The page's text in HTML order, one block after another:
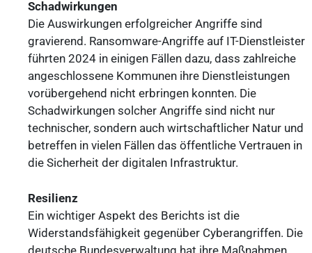
Schadwirkungen
Die Auswirkungen erfolgreicher Angriffe sind
gravierend. Ransomware-Angriffe auf IT-Dienstleister
führten 2024 in einigen Fällen dazu, dass zahlreiche
angeschlossene Kommunen ihre Dienstleistungen
vorübergehend nicht erbringen konnten. Die
Schadwirkungen solcher Angriffe sind nicht nur
technischer, sondern auch wirtschaftlicher Natur und
betreffen in vielen Fällen das öffentliche Vertrauen in
die Sicherheit der digitalen Infrastruktur.
Resilienz
Ein wichtiger Aspekt des Berichts ist die
Widerstandsfähigkeit gegenüber Cyberangriffen. Die
deutsche Bundesverwaltung hat ihre Maßnahmen